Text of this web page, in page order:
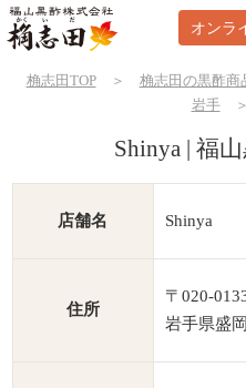
オンラ
桷志田TOP＞ 桷志田の黒酢商
岩手
Shinya | 福
店舗名 Shinya
住所
〒020-
岩手県盛